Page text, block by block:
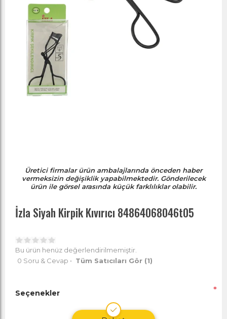
Üretici firmalar ürün ambalajlarında önceden haber
vermeksizin değişiklik yapabilmektedir. Gönderilecek
ürün ile görsel arasında küçük farklılıklar olabilir.
İzla Siyah Kirpik Kıvırıcı 84864068046t05
Bu ürün henüz değerlendirilmemiştir.
0 Soru & Cevap • Tüm Satıcıları Gör (1)
Seçenekler *